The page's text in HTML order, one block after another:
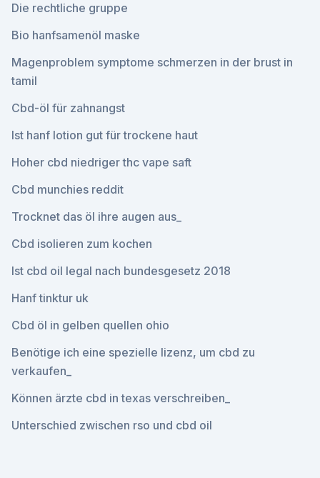
Die rechtliche gruppe
Bio hanfsamenöl maske
Magenproblem symptome schmerzen in der brust in
tamil
Cbd-öl für zahnangst
Ist hanf lotion gut für trockene haut
Hoher cbd niedriger thc vape saft
Cbd munchies reddit
Trocknet das öl ihre augen aus_
Cbd isolieren zum kochen
Ist cbd oil legal nach bundesgesetz 2018
Hanf tinktur uk
Cbd öl in gelben quellen ohio
Benötige ich eine spezielle lizenz, um cbd zu
verkaufen_
Können ärzte cbd in texas verschreiben_
Unterschied zwischen rso und cbd oil